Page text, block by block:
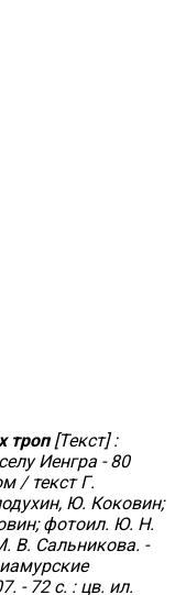
троп[Текст] :
Иенгра - 80
/ текст Г.
Ю. Коковин;
фотоил. Ю. Н.
В. Сальникова. -
- 72 с. : цв. ил.